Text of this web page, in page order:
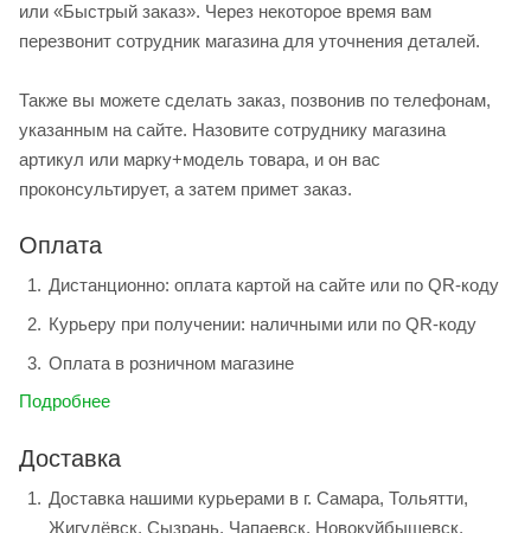
или «Быстрый заказ». Через некоторое время вам
перезвонит сотрудник магазина для уточнения деталей.
Также вы можете сделать заказ, позвонив по телефонам,
указанным на сайте. Назовите сотруднику магазина
артикул или марку+модель товара, и он вас
проконсультирует, а затем примет заказ.
Оплата
Дистанционно: оплата картой на сайте или по QR-коду
Курьеру при получении: наличными или по QR-коду
Оплата в розничном магазине
Подробнее
Доставка
Доставка нашими курьерами в г. Самара, Тольятти,
Жигулёвск, Сызрань, Чапаевск, Новокуйбышевск,